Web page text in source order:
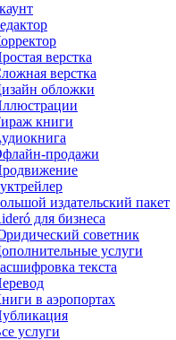
верстка
верстка
обложки
книги
продажи
издательский пакет
для бизнеса
советник
услуги
текста
в аэропортах
услуги